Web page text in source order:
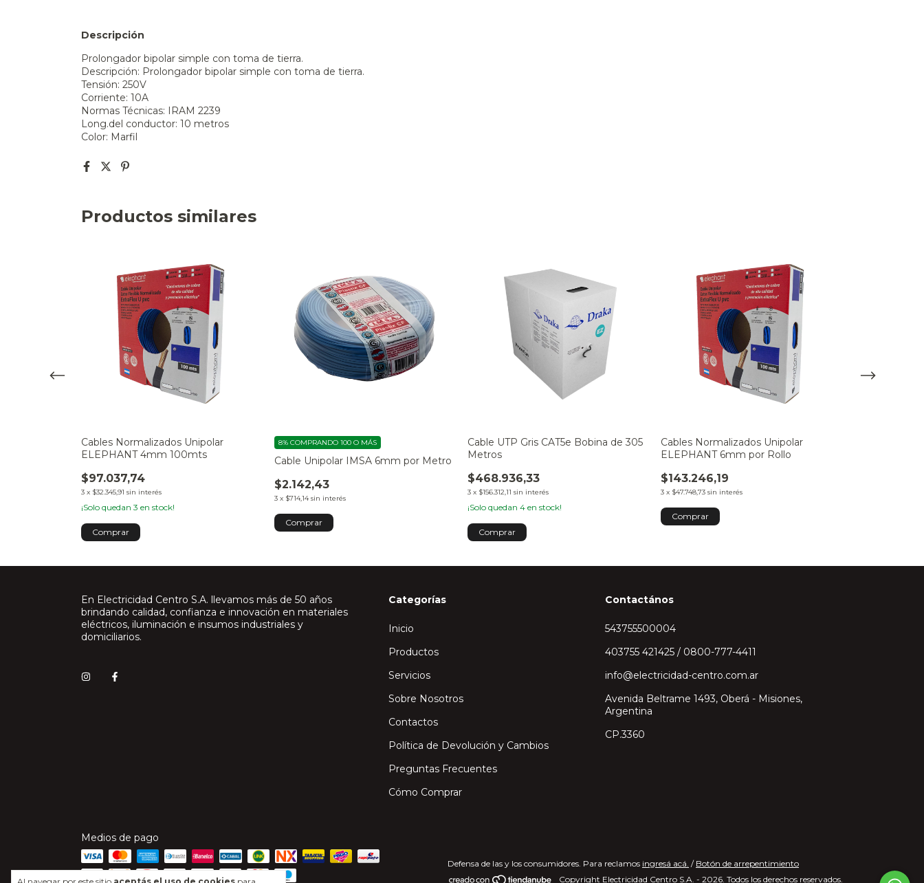
Descripción
Prolongador bipolar simple con toma de tierra.
Descripción: Prolongador bipolar simple con toma de tierra.
Tensión: 250V
Corriente: 10A
Normas Técnicas: IRAM 2239
Long.del conductor: 10 metros
Color: Marfil
Productos similares
Cables Normalizados Unipolar
ELEPHANT 4mm 100mts
$97.037,74
3 x $32.345,91 sin interés
¡Solo quedan 3 en stock!
Comprar
Cable Unipolar IMSA 6mm por Metro
$2.142,43
3 x $714,14 sin interés
8% COMPRANDO 100 O MÁS
Comprar
Cable UTP Gris CAT5e Bobina de 305
Metros
$468.936,33
3 x $156.312,11 sin interés
¡Solo quedan 4 en stock!
Cables Normalizados Unipolar
ELEPHANT 6mm por Rollo
$143.246,19
3 x $47.748,73 sin interés
Comprar
En Electricidad Centro S.A. llevamos más de 50 años
brindando calidad, confianza e innovación en materiales
eléctricos, iluminación e insumos industriales y
domiciliarios.
Categorías
Inicio
Productos
Servicios
Sobre Nosotros
Contactos
Política de Devolución y Cambios
Preguntas Frecuentes
Cómo Comprar
Contactános
543755500004
403755 421425 / 0800-777-4411
info@electricidad-centro.com.ar
Avenida Beltrame 1493, Oberá - Misiones,
Argentina
CP.3360
Medios de pago
Defensa de las y los consumidores. Para reclamos ingresá acá. / Botón de arrepentimiento
Copyright Electricidad Centro S.A. - 2026. Todos los derechos reservados.